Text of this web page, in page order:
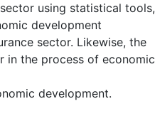
using statistical tools,
development
sector. Likewise, the
in the process of economic
development.